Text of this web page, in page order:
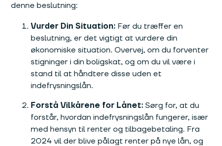
denne beslutning:
Vurder Din Situation: Før du træffer en
beslutning, er det vigtigt at vurdere din
økonomiske situation. Overvej, om du forventer
stigninger i din boligskat, og om du vil være i
stand til at håndtere disse uden et
indefrysningslån.
Forstå Vilkårene for Lånet:Sørg for, at du
forstår, hvordan indefrysningslån fungerer, især
med hensyn til renter og tilbagebetaling. Fra
2024 vil der blive pålagt renter på nye lån, og